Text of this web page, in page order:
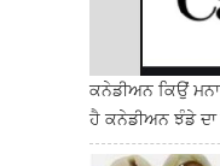
ਕਨੇਡੀਅਨ ਕਿਉਂ
ਹੈ ਕਨੇਡੀਅਨ ਝੰਡੇ ਦਾ